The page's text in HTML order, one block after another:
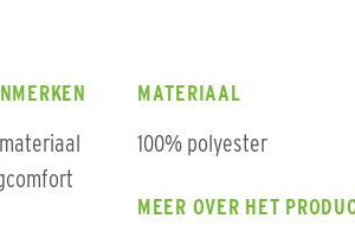
MATERIAAL
100% polyester
MEER OVER HET